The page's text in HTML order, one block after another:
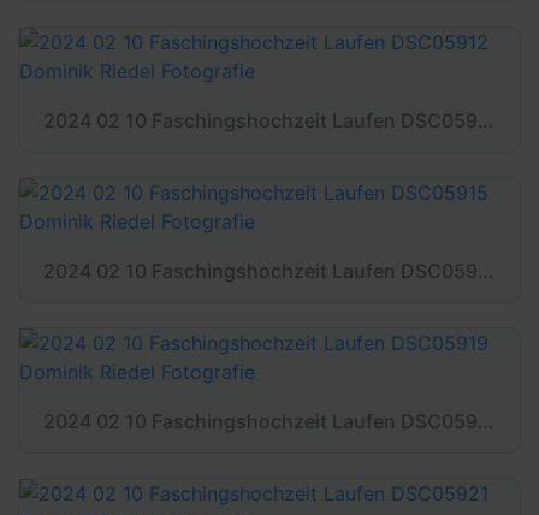
2024 02 10 Faschingshochzeit Laufen DSC05912 Dominik Riedel Fotografie
2024 02 10 Faschingshochzeit Laufen DSC05915 Dominik Riedel Fotografie
2024 02 10 Faschingshochzeit Laufen DSC05919 Dominik Riedel Fotografie